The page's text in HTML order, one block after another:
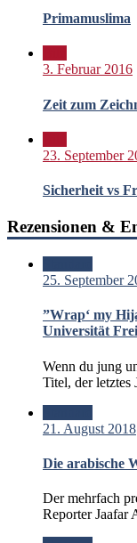
Primamuslima
3. Februar 2016
Zeit zum
23. September
Sicherheit vs
Rezensionen &
25. September
”Wrap‘ my
Universität
Wenn du jung
Titel, der
21. August 2018
Die arabische
Der mehrfach
Reporter Jaafar